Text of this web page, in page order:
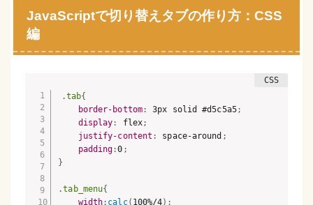
JavaScriptで切り替えタブの作り方：CSS
編
.tab{
border-bottom: 3px solid #d5c5a5;
display : flex;
justify-content : space-around ;
padding :0 ;
}
.tab_menu{
width : calc( 100%/4) ;